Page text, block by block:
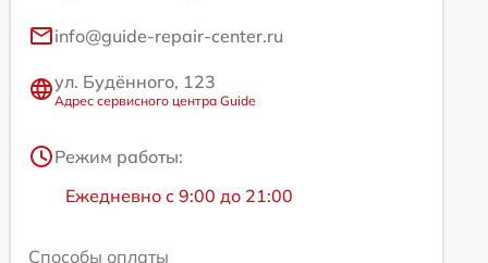
info@guide-repair-center.ru
ул. Будённого, 123
Адрес сервисного центра Guide
Режим работы:
Ежедневно с 9:00 до 21:00
Способы оплаты